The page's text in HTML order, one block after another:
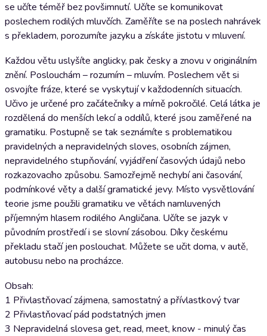
se učíte téměř bez povšimnutí. Učíte se komunikovat
poslechem rodilých mluvčích. Zaměříte se na poslech nahrávek
s překladem, porozumíte jazyku a získáte jistotu v mluvení.
Každou větu uslyšíte anglicky, pak česky a znovu v originálním
znění. Poslouchám – rozumím – mluvím. Poslechem vět si
osvojíte fráze, které se vyskytují v každodenních situacích.
Učivo je určené pro začátečníky a mírně pokročilé. Celá látka je
rozdělená do menších lekcí a oddílů, které jsou zaměřené na
gramatiku. Postupně se tak seznámíte s problematikou
pravidelných a nepravidelných sloves, osobních zájmen,
nepravidelného stupňování, vyjádření časových údajů nebo
rozkazovacího způsobu. Samozřejmě nechybí ani časování,
podmínkové věty a další gramatické jevy. Místo vysvětlování
teorie jsme použili gramatiku ve větách namluvených
příjemným hlasem rodilého Angličana. Učíte se jazyk v
původním prostředí i se slovní zásobou. Díky českému
překladu stačí jen poslouchat. Můžete se učit doma, v autě,
autobusu nebo na procházce.
Obsah:
1 Přivlastňovací zájmena, samostatný a přívlastkový tvar
2 Přivlastňovací pád podstatných jmen
3 Nepravidelná slovesa get, read, meet, know - minulý čas